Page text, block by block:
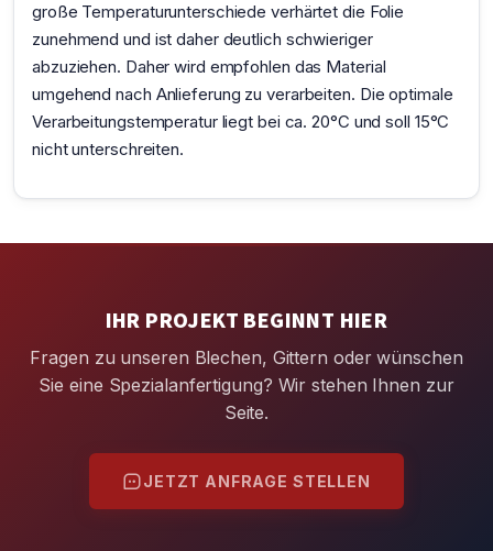
große Temperaturunterschiede verhärtet die Folie
zunehmend und ist daher deutlich schwieriger
abzuziehen. Daher wird empfohlen das Material
umgehend nach Anlieferung zu verarbeiten. Die optimale
Verarbeitungstemperatur liegt bei ca. 20°C und soll 15°C
nicht unterschreiten.
IHR PROJEKT BEGINNT HIER
Fragen zu unseren Blechen, Gittern oder wünschen
Sie eine Spezialanfertigung? Wir stehen Ihnen zur
Seite.
JETZT ANFRAGE STELLEN